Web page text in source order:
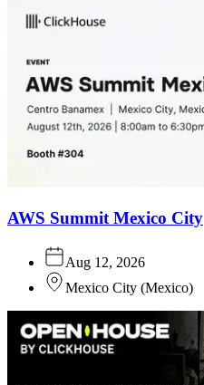
AWS Summit Mexico City
Aug 12, 2026
Mexico City (Mexico)